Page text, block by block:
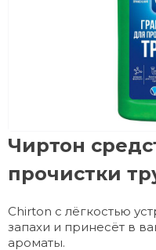
Чиртон
прочистки
Chirton с лёгкостью
запахи и принесёт в
ароматы.